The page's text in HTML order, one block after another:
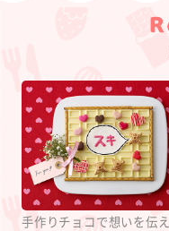
手作りチョコで想いを伝